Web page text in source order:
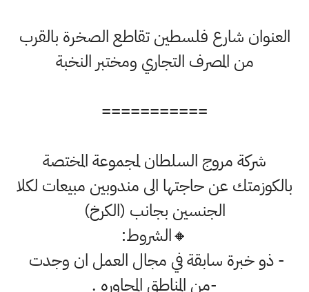
العنوان شارع فلسطين تقاطع الصخرة بالقرب
من المصرف التجاري ومختبر النخبة
===========
شركة مروج السلطان لمجموعة المختصة
بالكوزمتك عن حاجتها الى مندوبين مبيعات لكلا
الجنسين بجانب (الكرخ)
🔸الشروط:
- ذو خبرة سابقة في مجال العمل ان وجدت
-من المناطق المجاوره .